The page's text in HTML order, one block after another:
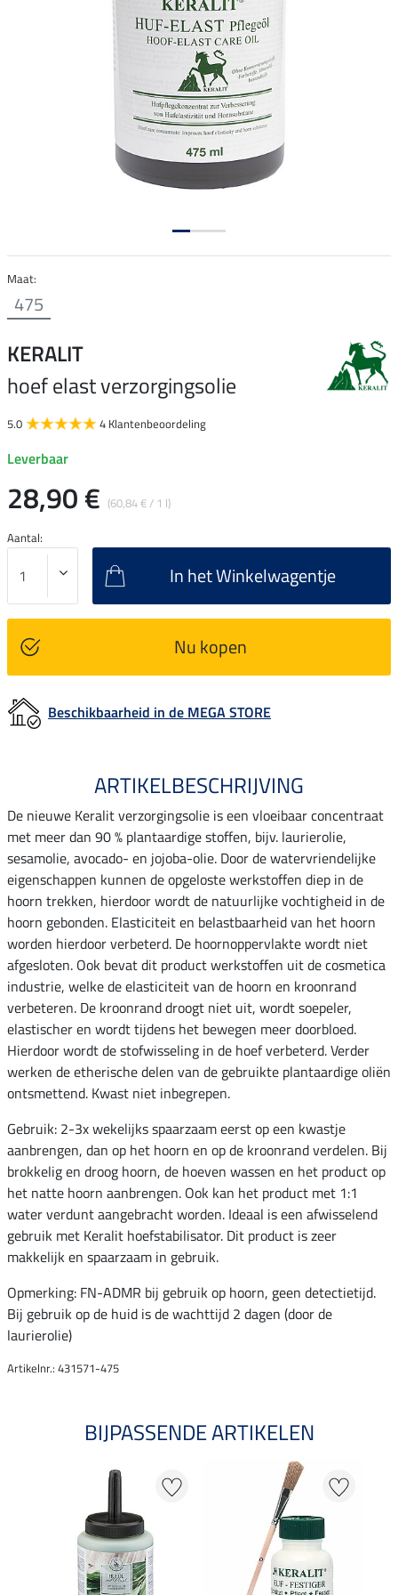
Maat:
475
KERALIT
hoef elast verzorgingsolie
5.0 4 Klantenbeoordeling
Leverbaar
28,90 € (60,84 € / 1 l)
Aantal:
In het Winkelwagentje
Nu kopen
Beschikbaarheid in de MEGA STORE
ARTIKELBESCHRIJVING
De nieuwe Keralit verzorgingsolie is een vloeibaar concentraat
met meer dan 90 % plantaardige stoffen, bijv. laurierolie,
sesamolie, avocado- en jojoba-olie. Door de watervriendelijke
eigenschappen kunnen de opgeloste werkstoffen diep in de
hoorn trekken, hierdoor wordt de natuurlijke vochtigheid in de
hoorn gebonden. Elasticiteit en belastbaarheid van het hoorn
worden hierdoor verbeterd. De hoornoppervlakte wordt niet
afgesloten. Ook bevat dit product werkstoffen uit de cosmetica
industrie, welke de elasticiteit van de hoorn en kroonrand
verbeteren. De kroonrand droogt niet uit, wordt soepeler,
elastischer en wordt tijdens het bewegen meer doorbloed.
Hierdoor wordt de stofwisseling in de hoef verbeterd. Verder
werken de etherische delen van de gebruikte plantaardige oliën
ontsmettend. Kwast niet inbegrepen.
Gebruik: 2-3x wekelijks spaarzaam eerst op een kwastje
aanbrengen, dan op het hoorn en op de kroonrand verdelen. Bij
brokkelig en droog hoorn, de hoeven wassen en het product op
het natte hoorn aanbrengen. Ook kan het product met 1:1
water verdunt aangebracht worden. Ideaal is een afwisselend
gebruik met Keralit hoefstabilisator. Dit product is zeer
makkelijk en spaarzaam in gebruik.
Opmerking: FN-ADMR bij gebruik op hoorn, geen detectietijd.
Bij gebruik op de huid is de wachttijd 2 dagen (door de
laurierolie)
Artikelnr.: 431571-475
BIJPASSENDE ARTIKELEN